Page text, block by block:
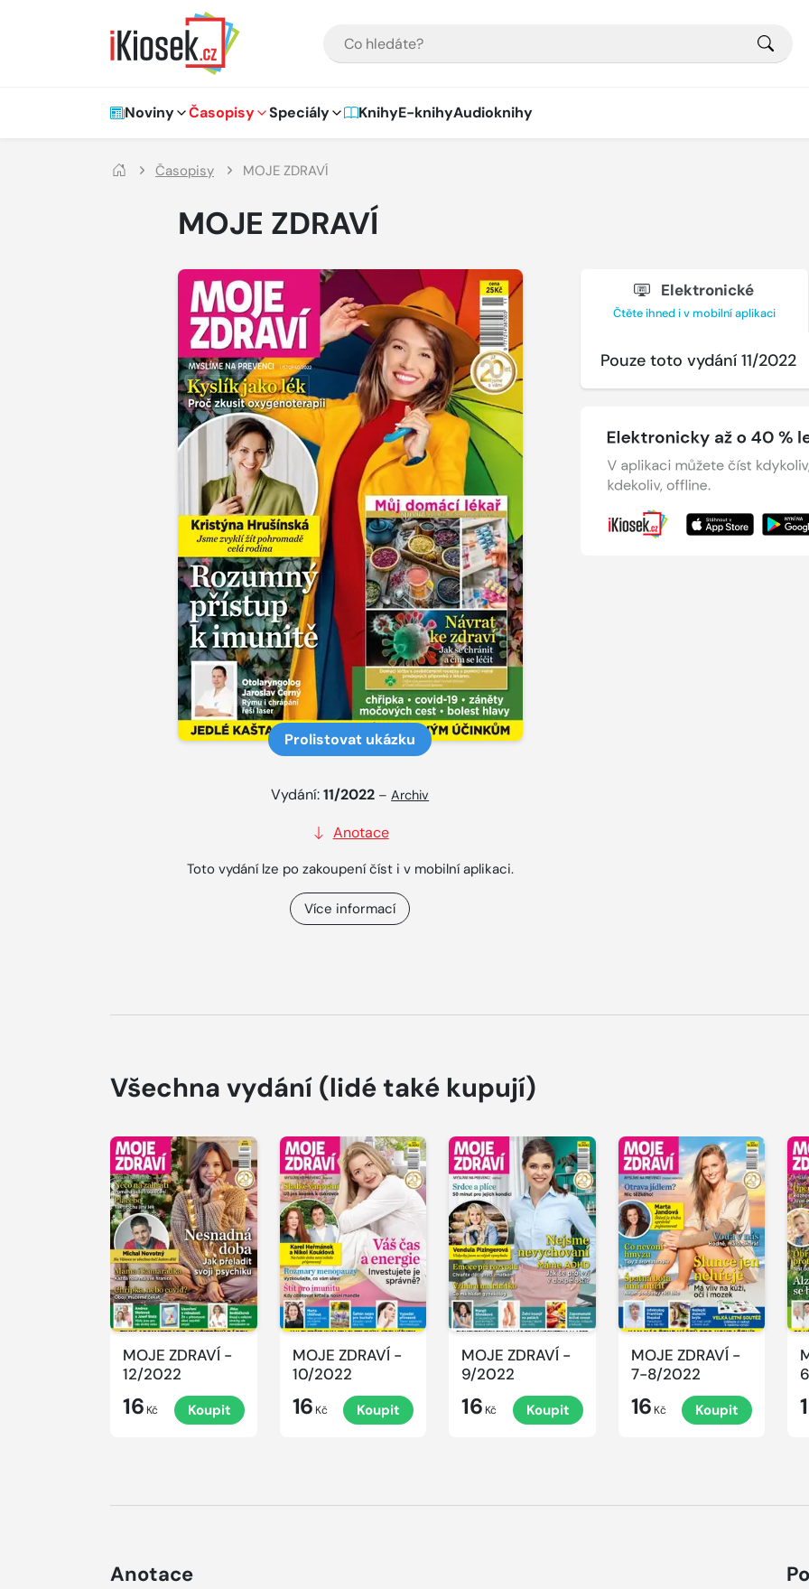
Hlavní navigace
Noviny Časopisy Speciály KnihyE-knihyAudioknihy
Časopisy MOJE ZDRAVÍ
MOJE ZDRAVÍ
Prolistovat ukázku
Vydání:11/2022 –Archiv
Anotace
Toto vydání lze po zakoupení číst i v mobilní aplikaci.
Více informací
Elektronické
Čtěte ihned i v mobilní aplikaci
Pouze toto vydání 11/2022
Všechna vydání (lidé také kupují)
MOJE ZDRAVÍ -
12/2022
16 Kč Koupit
MOJE ZDRAVÍ -
10/2022
16 Kč Koupit
MOJE ZDRAVÍ -
9/2022
16 Kč Koupit
MOJE ZDRAVÍ -
7-8/2022
16 Kč Koupit
Anotace